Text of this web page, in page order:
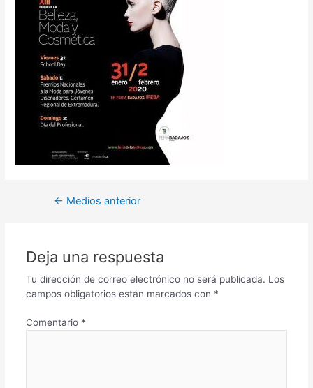
← Medios anterior
Deja una respuesta
Tu dirección de correo electrónico no será publicada. Los
campos obligatorios están marcados con *
Comentario *